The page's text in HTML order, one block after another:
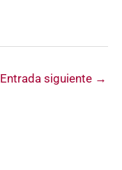
Entrada siguiente →